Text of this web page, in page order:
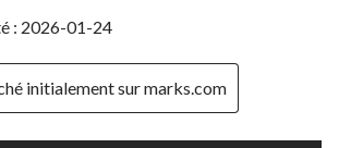
: 2026-01-24
initialement sur marks.com